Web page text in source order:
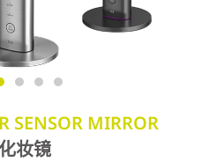
SENSOR MIRROR
妆镜